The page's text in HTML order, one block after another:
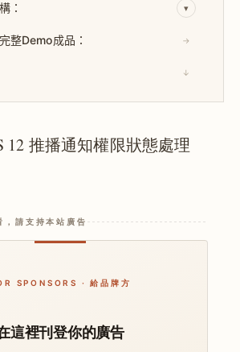
： ▾
整Demo成品： →
↓
12 推播通知權限狀態處理
，請支持本站廣告
SPONSORS · 給品牌方
這裡刊登你的廣告